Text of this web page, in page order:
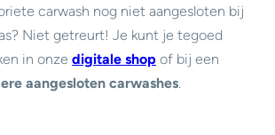
carwash nog niet aangesloten bij
Niet getreurt! Je kunt je tegoed
in onze digitale shop of bij een
aangesloten carwashes